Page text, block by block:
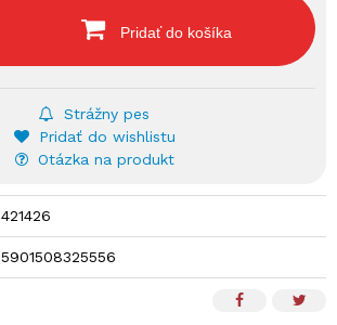
Pridať do košíka
Strážny pes
Pridať do wishlistu
Otázka na produkt
421426
5901508325556